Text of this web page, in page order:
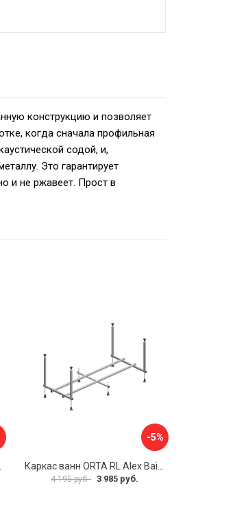
конструкцию и позволяет
когда сначала профильная
содой, и,
Это гарантирует
и не ржавеет. Прост в
-5%
4 195 руб. 3 985 руб.